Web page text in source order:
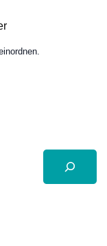
Suchen